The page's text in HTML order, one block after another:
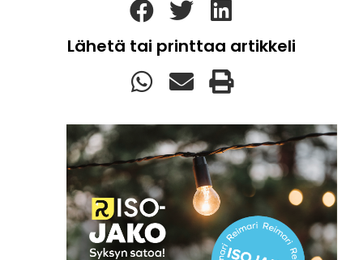
Lähetä tai printtaa artikkeli